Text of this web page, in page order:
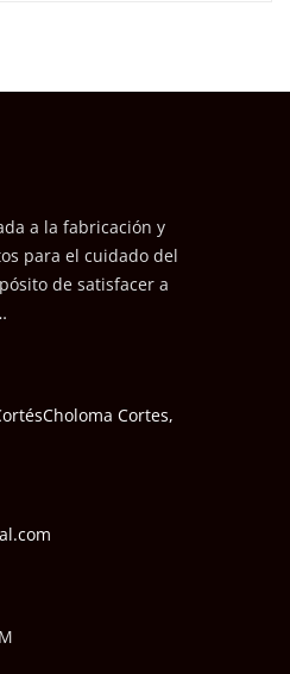
a la fabricación y
para el cuidado del
de satisfacer a
Cortes,